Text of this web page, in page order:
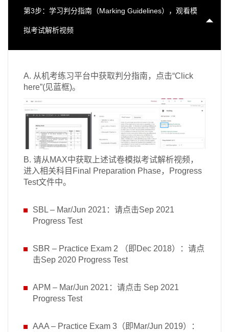
第3步：学习判分指南（Marking Guidelines），观看模
拟考试解析视频
A. 从机考练习平台中获取判分指南，点击“Click
here”(见蓝框)。
B. 请从MAX中获取上述试卷模拟考试解析视频，
进入相关科目Final Preparation Phase，Progress
Test文件中。
SBL – Mar/Jun 2021：请点击Sep 2021
Progress Test
SBR – Practice Exam 2 （即Dec 2018）：请点
击Sep 2020 Progress Test
APM – Mar/Jun 2021：请点击 Sep 2021
Progress Test
AAA – Practice Exam 3（即Mar/Jun 2019）：